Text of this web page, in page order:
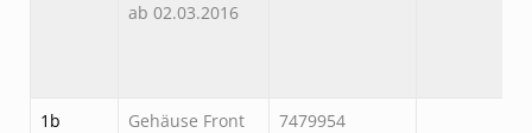
ab 02.03.2016
1b
Gehäuse Front
7479954